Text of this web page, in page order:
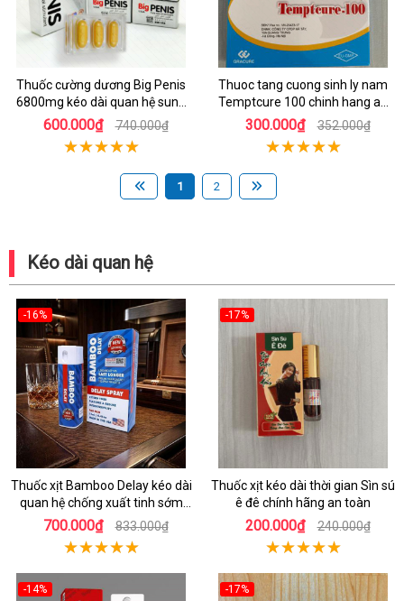
Thuốc cường dương Big Penis
6800mg kéo dài quan hệ sung
mãn
600.000₫ 740.000₫
Thuoc tang cuong sinh ly nam
Temptcure 100 chinh hang an
toan
300.000₫ 352.000₫
1 2
Kéo dài quan hệ
-16%
Thuốc xịt Bamboo Delay kéo dài
quan hệ chống xuất tinh sớm
chính hãng
700.000₫ 833.000₫
-17%
Thuốc xịt kéo dài thời gian Sìn sú
ê đê chính hãng an toàn
200.000₫ 240.000₫
-14% -17%